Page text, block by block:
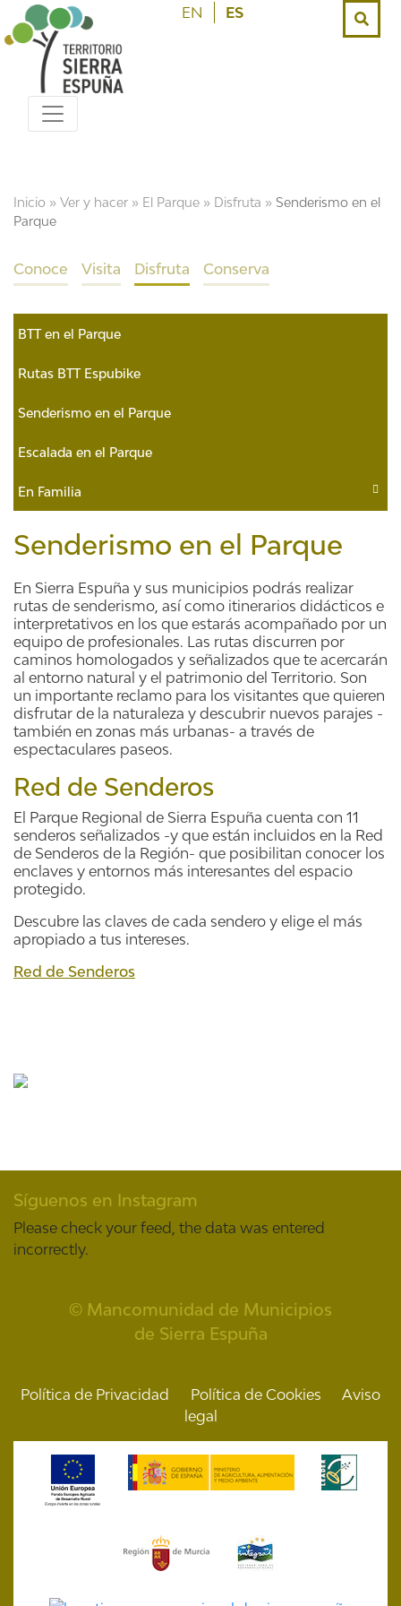
EN ES
Inicio » Ver y hacer » El Parque » Disfruta » Senderismo en el
Parque
Conoce Visita Disfruta Conserva
BTT en el Parque
Rutas BTT Espubike
Senderismo en el Parque
Escalada en el Parque
En Familia
Senderismo en el Parque
En Sierra Espuña y sus municipios podrás realizar
rutas de senderismo, así como itinerarios didácticos e
interpretativos en los que estarás acompañado por un
equipo de profesionales. Las rutas discurren por
caminos homologados y señalizados que te acercarán
al entorno natural y el patrimonio del Territorio. Son
un importante reclamo para los visitantes que quieren
disfrutar de la naturaleza y descubrir nuevos parajes -
también en zonas más urbanas- a través de
espectaculares paseos.
Red de Senderos
El Parque Regional de Sierra Espuña cuenta con 11
senderos señalizados -y que están incluidos en la Red
de Senderos de la Región- que posibilitan conocer los
enclaves y entornos más interesantes del espacio
protegido.
Descubre las claves de cada sendero y elige el más
apropiado a tus intereses.
Red de Senderos
Síguenos en Instagram
Please check your feed, the data was entered
incorrectly.
© Mancomunidad de Municipios
de Sierra Espuña
Política de Privacidad Política de Cookies
Aviso
legal